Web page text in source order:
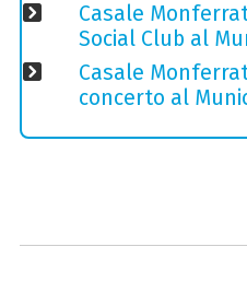
Casale
Social Club al
Casale
concerto al